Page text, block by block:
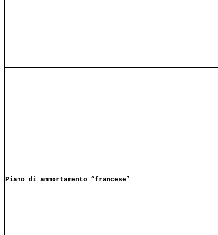
Piano di ammortamento “francese”